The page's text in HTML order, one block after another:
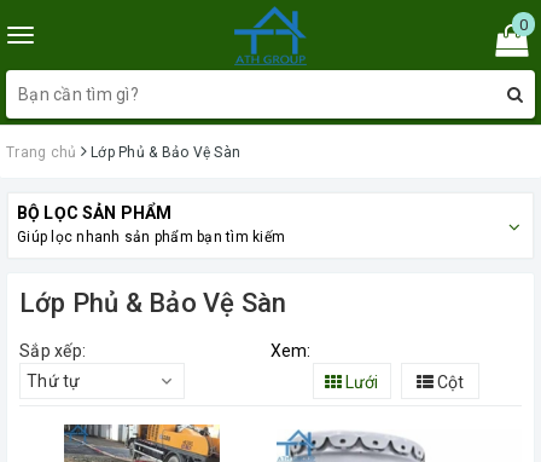
Toggle
navigation
0
Trang chủ Lớp Phủ & Bảo Vệ Sàn
BỘ LỌC SẢN PHẨM
Giúp lọc nhanh sản phẩm bạn tìm kiếm
Lớp Phủ & Bảo Vệ Sàn
Sắp xếp:
Thứ tự
Xem:
Lưới
Cột